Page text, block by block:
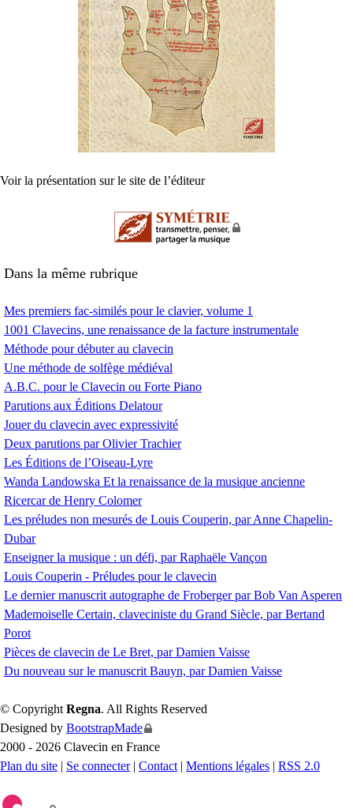
Voir la présentation sur le site de l’éditeur
Dans la même rubrique
Mes premiers fac-similés pour le clavier, volume 1
1001 Clavecins, une renaissance de la facture instrumentale
Méthode pour débuter au clavecin
Une méthode de solfège médiéval
A.B.C. pour le Clavecin ou Forte Piano
Parutions aux Éditions Delatour
Jouer du clavecin avec expressivité
Deux parutions par Olivier Trachier
Les Éditions de l’Oiseau-Lyre
Wanda Landowska Et la renaissance de la musique ancienne
Ricercar de Henry Colomer
Les préludes non mesurés de Louis Couperin, par Anne Chapelin-
Dubar
Enseigner la musique : un défi, par Raphaële Vançon
Louis Couperin - Préludes pour le clavecin
Le dernier manuscrit autographe de Froberger par Bob Van Asperen
Mademoiselle Certain, claveciniste du Grand Siècle, par Bertand
Porot
Pièces de clavecin de Le Bret, par Damien Vaisse
Du nouveau sur le manuscrit Bauyn, par Damien Vaisse
© Copyright Regna. All Rights Reserved
Designed by BootstrapMade
2000 - 2026 Clavecin en France
Plan du site | Se connecter| Contact | Mentions légales | RSS 2.0